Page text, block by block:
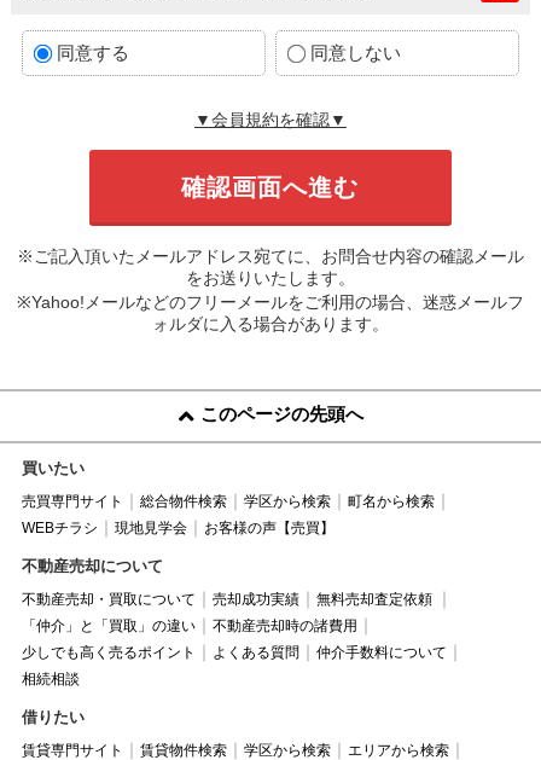
同意する 同意しない
▼会員規約を確認▼
※ご記入頂いたメールアドレス宛てに、お問合せ内容の確認メール
をお送りいたします。
※Yahoo!メールなどのフリーメールをご利用の場合、迷惑メールフ
ォルダに入る場合があります。
このページの先頭へ
買いたい
売買専門サイト 総合物件検索 学区から検索
町名から検索
WEBチラシ
現地見学会 お客様の声【売買】
不動産売却について
不動産売却・買取について 売却成功実績
無料売却査定依頼
「仲介」と「買取」の違い
不動産売却時の諸費用
少しでも高く売るポイント
よくある質問
仲介手数料について
相続相談
借りたい
賃貸専門サイト 賃貸物件検索 学区から検索
エリアから検索